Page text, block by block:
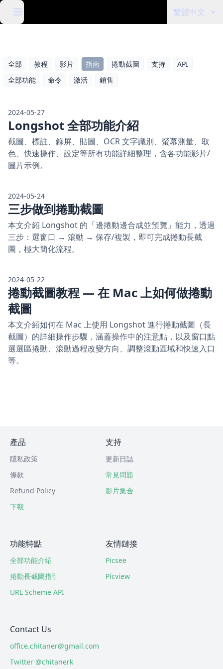
繁體中文
全部 教程 影片 指南 捲動截圖 支持
API
全部功能
命令 激活 銷售
2024-05-27
Longshot 全部功能介紹
截圖、標註、錄屏、貼圖、OCR 文字識別、螢幕測量、取
色、快速操作、設定等所有功能詳細整理，含各功能影片/
圖片示例。
2024-05-24
三步做到捲動截圖
本文介紹 Longshot 的「邊捲動邊合成並預覽」能力，透過
三步：選窗口 → 滾動 → 保存/複製，即可完成捲動長截
圖，極大簡化流程。
2024-05-22
捲動截圖教程 — 在 Mac 上如何做捲動
截圖
本文介紹如何在 Mac 上使用 Longshot 進行捲動截圖（長
截圖）的詳細操作步驟，涵蓋操作中的注意點，以及窗口點
選選區捲動、滾動過程改變方向、調整滾動區域和快速入口
等。
產品
隱私政策
條款
Refund Policy
下載
支持
更新日誌
常見問題
影片集合
功能特點
全部功能介紹
捲動長截圖指引
URL Scheme API
友情鏈接
Picsee
Picview
Contact Us
office.chitaner@gmail.com
Twitter @chitanerk